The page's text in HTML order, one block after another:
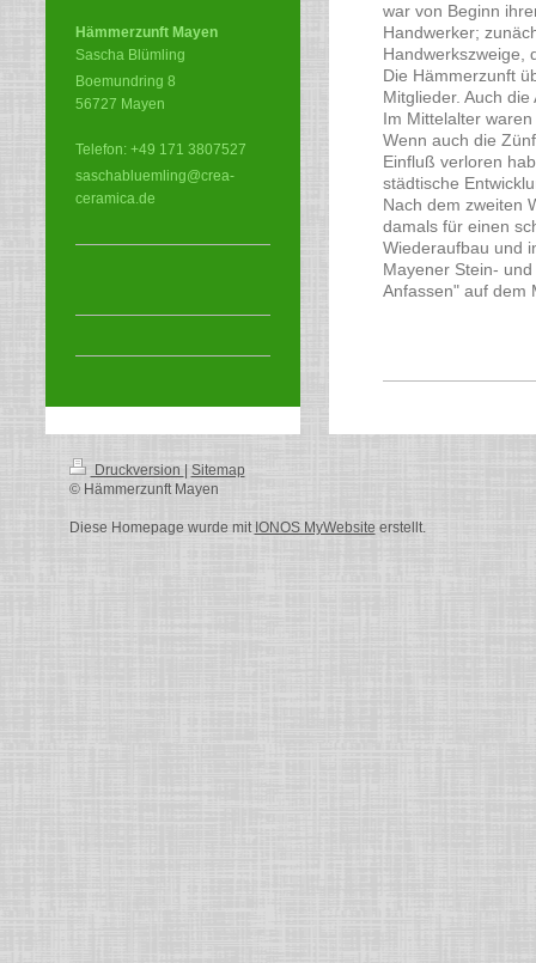
war von Beginn
Handwerker;
Handwerkszweige,
Die Hämmerzunft
Mitglieder. Auch
Im Mittelalter
Wenn auch die
Einfluß verloren
städtische
Nach dem zweiten
damals für einen
Wiederaufbau und
Mayener Stein-
Anfassen" auf dem
Hämmerzunft Mayen
Sascha Blümling
Boemundring 8
56727 Mayen
Telefon: +49 171 3807527
saschabluemling@crea-
ceramica.de
Druckversion
Sitemap
© Hämmerzunft Mayen
Diese Homepage wurde mit IONOS MyWebsite erstellt.